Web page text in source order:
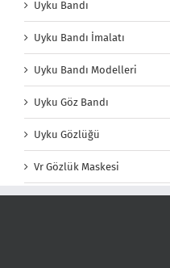
Uyku Bandı
Uyku Bandı İmalatı
Uyku Bandı Modelleri
Uyku Göz Bandı
Uyku Gözlüğü
Vr Gözlük Maskesi